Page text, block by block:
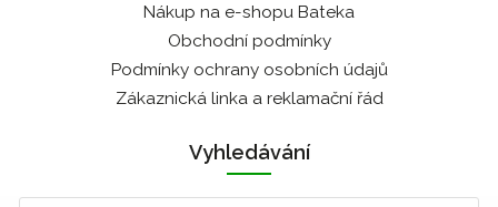
Nákup na e-shopu Bateka
Obchodní podmínky
Podmínky ochrany osobních údajů
Zákaznická linka a reklamační řád
Vyhledávání